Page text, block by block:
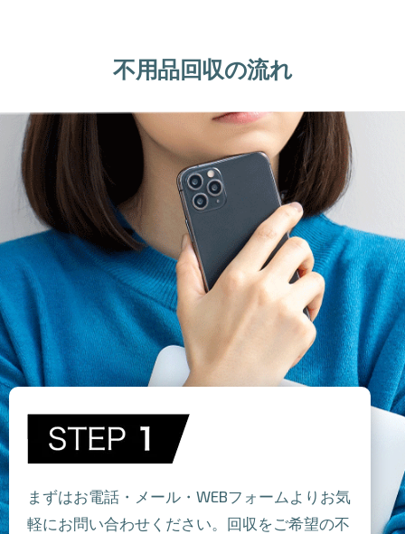
不用品回収の流れ
まずはお電話・メール・WEBフォームよりお気
軽にお問い合わせください。回収をご希望の不